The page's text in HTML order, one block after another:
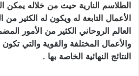
الطلاسم النارية حيث من خلاله يمكن
الأعمال التابعة له ويكون له الكثير من
العالم الروحاني الكثير من الأمور
والأعمال المختلفة والقوية والتي
النتائج النهائية الخاصة بها .